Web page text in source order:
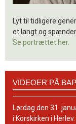
Lyt til tidligere
et langt og
Se portrættet her.
BaptistKirkens
YouTube-
kanal
VIDEOER PÅ
Lørdag den 31.
i Korskirken i